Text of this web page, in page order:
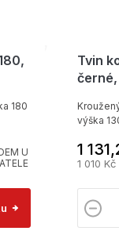
U
180
Tvin
1 010
1
výška